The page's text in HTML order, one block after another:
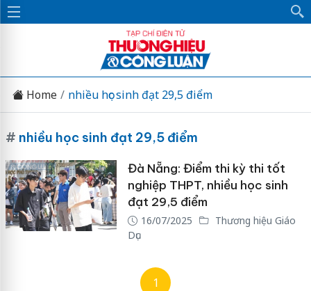
Home nhiều học sinh đạt 29,5 điểm
# nhiều học sinh đạt 29,5 điểm
Đà Nẵng: Điểm thi kỳ thi tốt
nghiệp THPT, nhiều học sinh
đạt 29,5 điểm
16/07/2025
Thương hiệu Giáo
Dục
1